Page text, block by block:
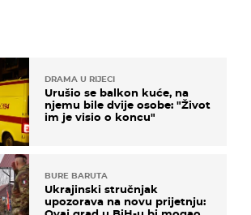
DRAMA U RIJECI
Urušio se balkon kuće, na
njemu bile dvije osobe: "Život
im je visio o koncu"
BURE BARUTA
Ukrajinski stručnjak
upozorava na novu prijetnju: